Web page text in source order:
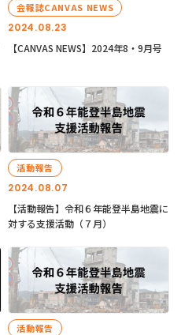
2024.08.23
会報誌CANVAS NEWS
【CANVAS NEWS】2024年8・9月号
2024.08.07
活動報告
【活動報告】令和６年能登半島地震に
対する支援活動（７月）
活動報告